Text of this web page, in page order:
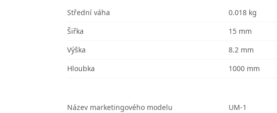
Střední váha
0.018 kg
Šiřka
15 mm
Výška
8.2 mm
Hloubka
1000 mm
Název marketingového modelu
UM-1